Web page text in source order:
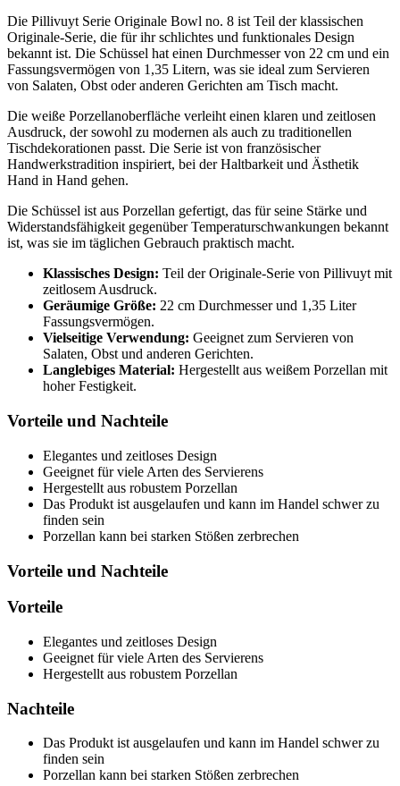
Die Pillivuyt Serie Originale Bowl no. 8 ist Teil der klassischen
Originale-Serie, die für ihr schlichtes und funktionales Design
bekannt ist. Die Schüssel hat einen Durchmesser von 22 cm und ein
Fassungsvermögen von 1,35 Litern, was sie ideal zum Servieren
von Salaten, Obst oder anderen Gerichten am Tisch macht.
Die weiße Porzellanoberfläche verleiht einen klaren und zeitlosen
Ausdruck, der sowohl zu modernen als auch zu traditionellen
Tischdekorationen passt. Die Serie ist von französischer
Handwerkstradition inspiriert, bei der Haltbarkeit und Ästhetik
Hand in Hand gehen.
Die Schüssel ist aus Porzellan gefertigt, das für seine Stärke und
Widerstandsfähigkeit gegenüber Temperaturschwankungen bekannt
ist, was sie im täglichen Gebrauch praktisch macht.
Klassisches Design: Teil der Originale-Serie von Pillivuyt mit
zeitlosem Ausdruck.
Geräumige Größe: 22 cm Durchmesser und 1,35 Liter
Fassungsvermögen.
Vielseitige Verwendung: Geeignet zum Servieren von
Salaten, Obst und anderen Gerichten.
Langlebiges Material: Hergestellt aus weißem Porzellan mit
hoher Festigkeit.
Vorteile und Nachteile
Elegantes und zeitloses Design
Geeignet für viele Arten des Servierens
Hergestellt aus robustem Porzellan
Das Produkt ist ausgelaufen und kann im Handel schwer zu
finden sein
Porzellan kann bei starken Stößen zerbrechen
Vorteile und Nachteile
Vorteile
Elegantes und zeitloses Design
Geeignet für viele Arten des Servierens
Hergestellt aus robustem Porzellan
Nachteile
Das Produkt ist ausgelaufen und kann im Handel schwer zu
finden sein
Porzellan kann bei starken Stößen zerbrechen